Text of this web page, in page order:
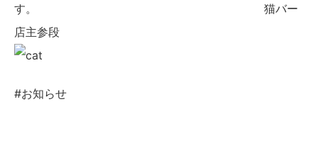
す。 猫バー
店主参段
#お知らせ